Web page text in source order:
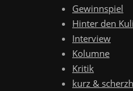
Gewinnspiel
Hinter den
Interview
Kolumne
Kritik
kurz &